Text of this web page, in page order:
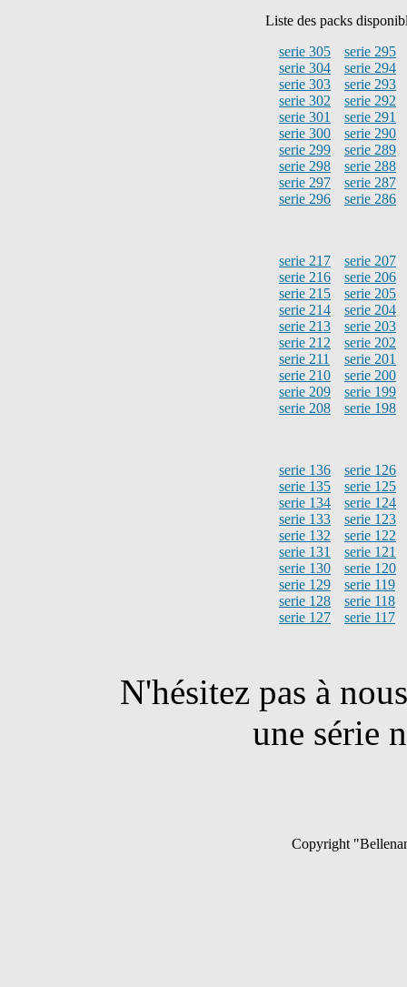
Liste des packs
serie 305
serie 304
serie 303
serie 302
serie 301
serie 300
serie 299
serie 298
serie 297
serie 296
serie 295
serie 294
serie 293
serie 292
serie 291
serie 290
serie 289
serie 288
serie 287
serie 286
serie 217
serie 216
serie 215
serie 214
serie 213
serie 212
serie 211
serie 210
serie 209
serie 208
serie 207
serie 206
serie 205
serie 204
serie 203
serie 202
serie 201
serie 200
serie 199
serie 198
serie 136
serie 135
serie 134
serie 133
serie 132
serie 131
serie 130
serie 129
serie 128
serie 127
serie 126
serie 125
serie 124
serie 123
serie 122
serie 121
serie 120
serie 119
serie 118
serie 117
N'hésitez pas à
une série
Copyright